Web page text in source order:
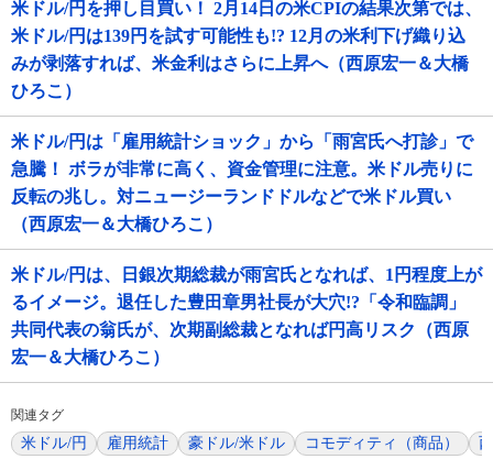
米ドル/円を押し目買い！ 2月14日の米CPIの結果次第では、
米ドル/円は139円を試す可能性も!? 12月の米利下げ織り込
みが剥落すれば、米金利はさらに上昇へ（西原宏一＆大橋
ひろこ）
米ドル/円は「雇用統計ショック」から「雨宮氏へ打診」で
急騰！ ボラが非常に高く、資金管理に注意。米ドル売りに
反転の兆し。対ニュージーランドドルなどで米ドル買い
（西原宏一＆大橋ひろこ）
米ドル/円は、日銀次期総裁が雨宮氏となれば、1円程度上が
るイメージ。退任した豊田章男社長が大穴!?「令和臨調」
共同代表の翁氏が、次期副総裁となれば円高リスク（西原
宏一＆大橋ひろこ）
関連タグ
米ドル/円 雇用統計 豪ドル/米ドル コモディティ（商品）